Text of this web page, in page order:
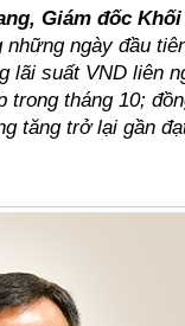
Giám đốc
những ngày đầu
lãi suất VND liên
trong tháng 10;
tăng trở lại gần